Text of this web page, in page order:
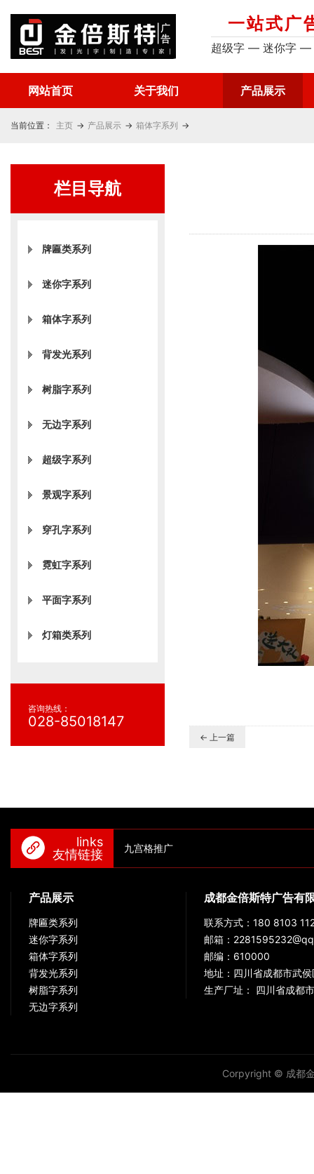
一站式广
超级字 — 迷你字
网站首页 关于我们 产品展示
当前位置： 主页 → 产品展示 → 箱体字系列 →
栏目导航
牌匾类系列
迷你字系列
箱体字系列
背发光系列
树脂字系列
无边字系列
超级字系列
景观字系列
穿孔字系列
霓虹字系列
平面字系列
灯箱类系列
咨询热线：
028-85018147
← 上一篇
links
友情链接
九宫格推广
产品展示
牌匾类系列
迷你字系列
箱体字系列
背发光系列
树脂字系列
无边字系列
成都金倍斯特广告有
联系方式：180 8103
邮箱：
邮编：610000
地址：四川省成都市武
生产厂址： 四川省成都
Corpyright © 成都